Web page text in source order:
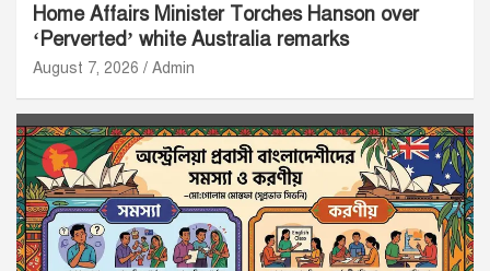
Home Affairs Minister Torches Hanson over
‘Perverted’ white Australia remarks
August 7, 2026 Admin